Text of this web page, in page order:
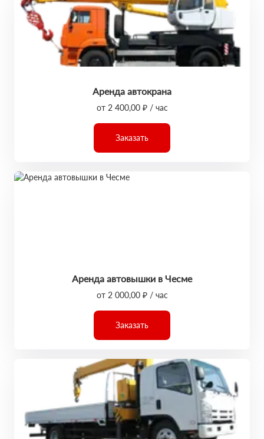
Аренда автокрана
от 2 400,00 ₽ / час
Заказать
Аренда автовышки в Чесме
от 2 000,00 ₽ / час
Заказать